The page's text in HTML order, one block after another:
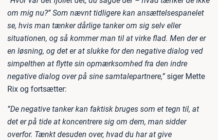
om mig nu?” Som nævnt tidligere kan ansættelsespanelet
se, hvis man tænker dårlige tanker om sig selv eller
situationen, og så kommer man til at virke flad. Men der er
en løsning, og det er at slukke for den negative dialog ved
simpelthen at flytte sin opmærksomhed fra den indre
negative dialog over på sine samtalepartnere,” siger Mette
Rix og fortsætter:
”De negative tanker kan faktisk bruges som et tegn til, at
det er på tide at koncentrere sig om dem, man sidder
overfor. Tænkt desuden over, hvad du har at give